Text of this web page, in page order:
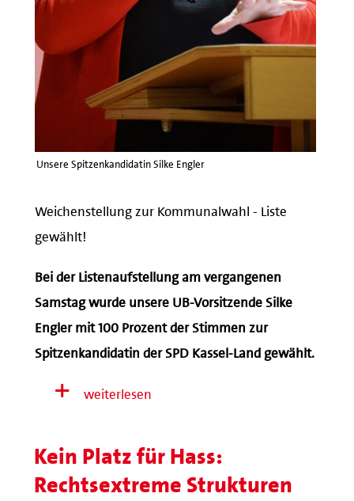
Unsere Spitzenkandidatin Silke Engler
Weichenstellung zur Kommunalwahl - Liste
gewählt!
Bei der Listenaufstellung am vergangenen
Samstag wurde unsere UB-Vorsitzende Silke
Engler mit 100 Prozent der Stimmen zur
Spitzenkandidatin der SPD Kassel-Land gewählt.
weiterlesen
Kein Platz für Hass:
Rechtsextreme Strukturen